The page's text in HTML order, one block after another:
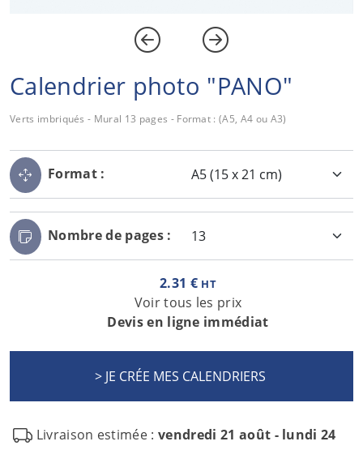
Calendrier photo "PANO"
Verts imbriqués - Mural 13 pages - Format : (A5, A4 ou A3)
Format :
Nombre de pages :
2.31 € HT
Voir tous les prix
Devis en ligne immédiat
Livraison estimée :vendredi 21 août - lundi 24